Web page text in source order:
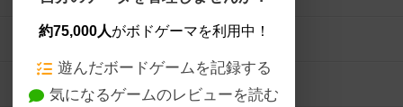
約75,000人がボドゲーマを利用中！
遊んだボードゲームを記録する
気になるゲームのレビューを読む
ボードゲームの新着レビュー
ボードゲーム会情報